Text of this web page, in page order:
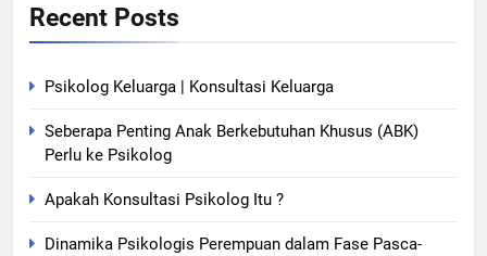
Recent Posts
Psikolog Keluarga | Konsultasi Keluarga
Seberapa Penting Anak Berkebutuhan Khusus (ABK)
Perlu ke Psikolog
Apakah Konsultasi Psikolog Itu ?
Dinamika Psikologis Perempuan dalam Fase Pasca-